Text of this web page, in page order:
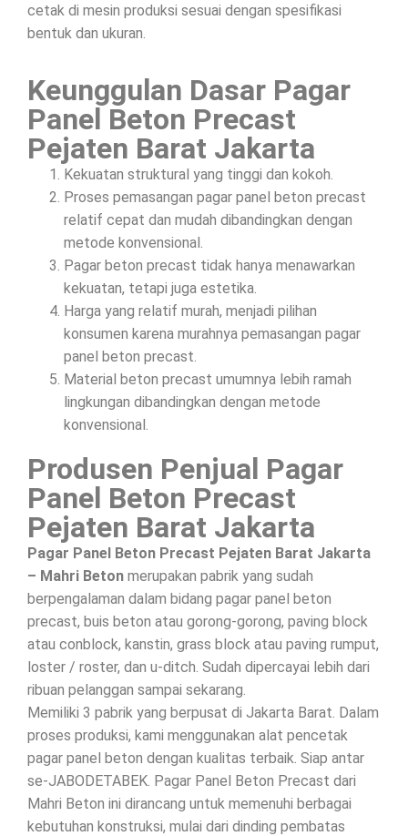
cetak di mesin produksi sesuai dengan spesifikasi
bentuk dan ukuran.
Keunggulan Dasar Pagar
Panel Beton Precast
Pejaten Barat Jakarta
Kekuatan struktural yang tinggi dan kokoh.
Proses pemasangan pagar panel beton precast
relatif cepat dan mudah dibandingkan dengan
metode konvensional.
Pagar beton precast tidak hanya menawarkan
kekuatan, tetapi juga estetika.
Harga yang relatif murah, menjadi pilihan
konsumen karena murahnya pemasangan pagar
panel beton precast.
Material beton precast umumnya lebih ramah
lingkungan dibandingkan dengan metode
konvensional.
Produsen Penjual Pagar
Panel Beton Precast
Pejaten Barat Jakarta
Pagar Panel Beton Precast Pejaten Barat Jakarta
– Mahri Beton merupakan pabrik yang sudah
berpengalaman dalam bidang pagar panel beton
precast, buis beton atau gorong-gorong, paving block
atau conblock, kanstin, grass block atau paving rumput,
loster / roster, dan u-ditch. Sudah dipercayai lebih dari
ribuan pelanggan sampai sekarang.
Memiliki 3 pabrik yang berpusat di Jakarta Barat. Dalam
proses produksi, kami menggunakan alat pencetak
pagar panel beton dengan kualitas terbaik. Siap antar
se-JABODETABEK. Pagar Panel Beton Precast dari
Mahri Beton ini dirancang untuk memenuhi berbagai
kebutuhan konstruksi, mulai dari dinding pembatas